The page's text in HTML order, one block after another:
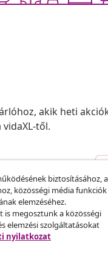
akik heti
től.
kérelmet.
Üzlet
Partnerprogram
biztosításához, a
közösségi média funkciók
elemzéséhez.
is megosztunk a közösségi
elemzési szolgáltatásokat
nyilatkozat